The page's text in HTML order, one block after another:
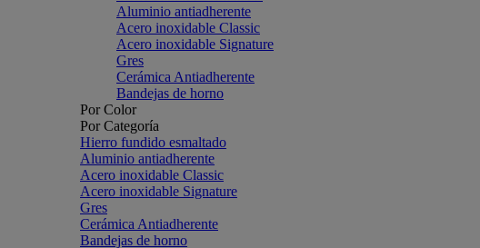
Aluminio antiadherente
Acero inoxidable Classic
Acero inoxidable Signature
Gres
Cerámica Antiadherente
Bandejas de horno
Por Color
Por Categoría
Hierro fundido esmaltado
Aluminio antiadherente
Acero inoxidable Classic
Acero inoxidable Signature
Gres
Cerámica Antiadherente
Bandejas de horno